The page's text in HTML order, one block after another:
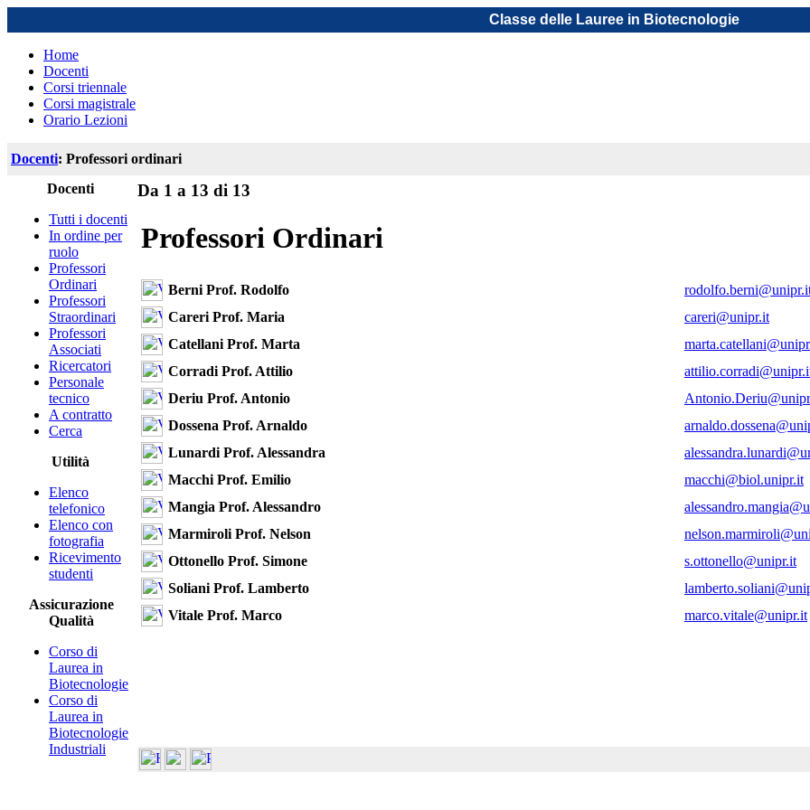
Classe delle Lauree in Biotecnologie
Home
Docenti
Corsi triennale
Corsi magistrale
Orario Lezioni
Docenti: Professori ordinari
Docenti
Tutti i docenti
In ordine per
ruolo
Professori
Ordinari
Professori
Straordinari
Professori
Associati
Ricercatori
Personale
tecnico
A contratto
Cerca
Utilità
Elenco
telefonico
Elenco con
fotografia
Ricevimento
studenti
Assicurazione
Qualità
Corso di
Laurea in
Biotecnologie
Corso di
Laurea in
Biotecnologie
Industriali
Da 1 a 13 di 13
Professori Ordinari
Berni Prof. Rodolfo
Careri Prof. Maria
careri@unipr.it
Catellani Prof. Marta
Corradi Prof. Attilio
Deriu Prof. Antonio
Dossena Prof. Arnaldo
Lunardi Prof. Alessandra
Macchi Prof. Emilio
macchi@biol.unipr.it
Mangia Prof. Alessandro
Marmiroli Prof. Nelson
Ottonello Prof. Simone
s.ottonello@unipr.it
Soliani Prof. Lamberto
Vitale Prof. Marco
marco.vitale@unipr.it